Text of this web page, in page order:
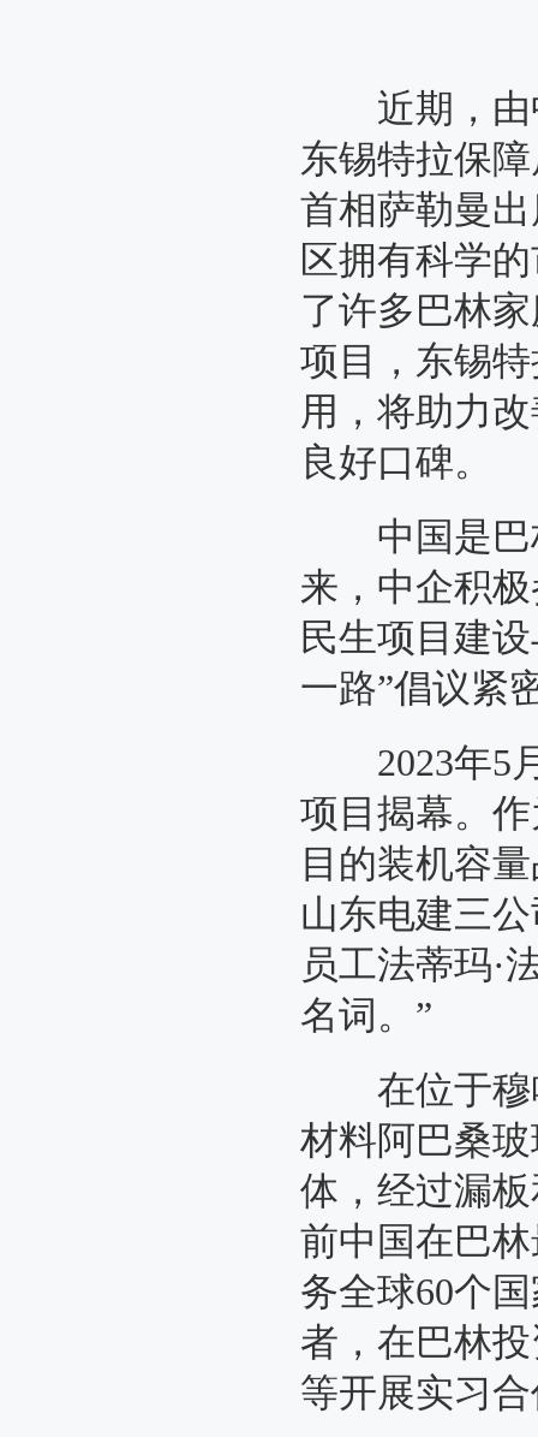
近期，由中
东锡特拉保
首相萨勒曼
区拥有科学
了许多巴林
项目，东锡
用，将助力
良好口碑。
中国是巴林
来，中企积
民生项目建
一路”倡议紧
2023年5月
项目揭幕。作
目的装机容
山东电建三
员工法蒂玛·
名词。”
在位于穆哈
材料阿巴桑
体，经过漏
前中国
务全球60个
者，在巴林
等开展实习